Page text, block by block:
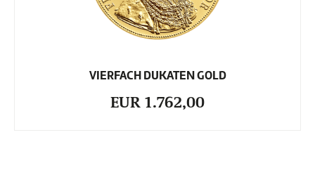
VIERFACH DUKATEN GOLD
EUR 1.762,00